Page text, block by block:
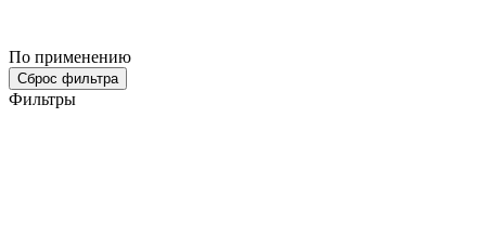
По применению
Сброс фильтра
Фильтры